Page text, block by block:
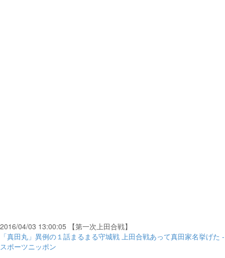
2016/04/03 13:00:05 【第一次上田合戦】
「真田丸」異例の１話まるまる守城戦 上田合戦あって真田家名挙げた -
スポーツニッポン